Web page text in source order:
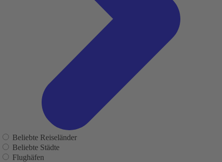
Beliebte Reiseländer
Beliebte Städte
Flughäfen